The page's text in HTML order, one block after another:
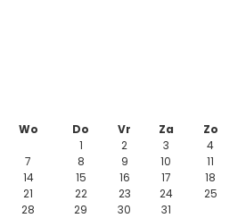
Wo Do Vr Za
Zo
1 2 3
4
7 8 9 10
11
14 15 16 17
18
21 22 23 24
25
28 29 30 31